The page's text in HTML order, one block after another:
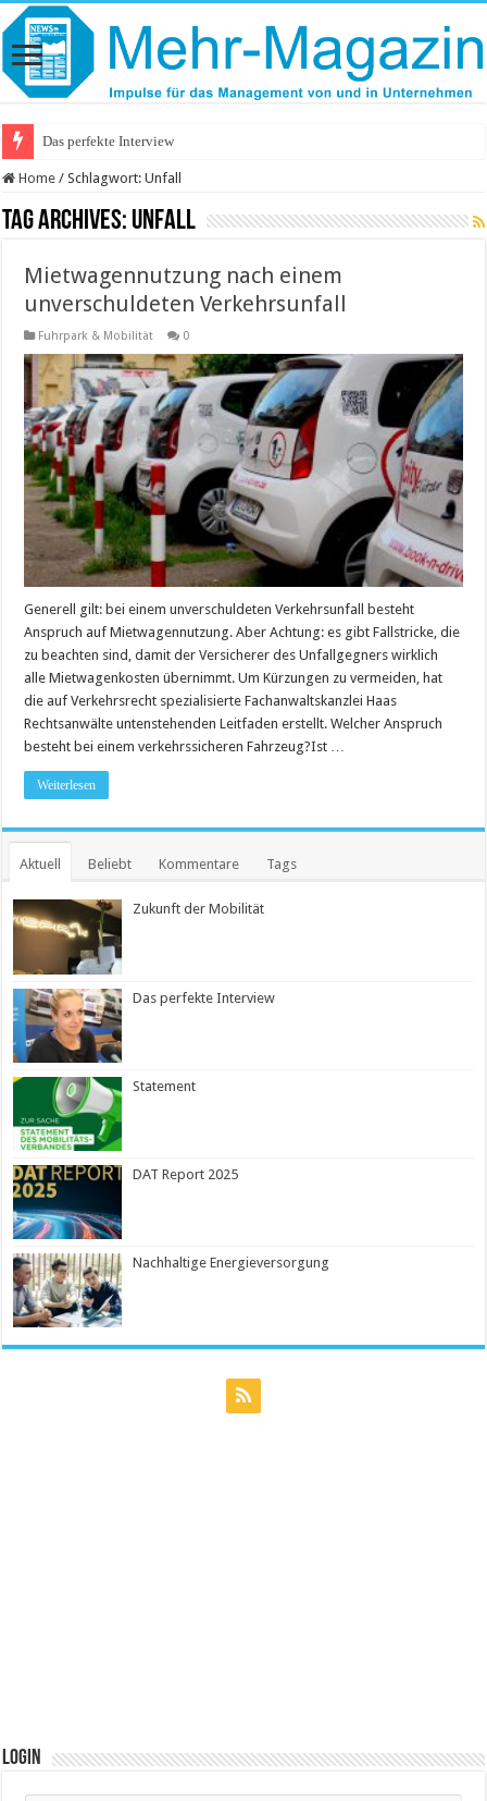
Das perfekte Interview
Home / Schlagwort:Unfall
Tag Archives: Unfall
Mietwagennutzung nach einem
unverschuldeten Verkehrsunfall
Fuhrpark & Mobilität 0
Generell gilt: bei einem unverschuldeten Verkehrsunfall besteht
Anspruch auf Mietwagennutzung. Aber Achtung: es gibt Fallstricke, die
zu beachten sind, damit der Versicherer des Unfallgegners wirklich
alle Mietwagenkosten übernimmt. Um Kürzungen zu vermeiden, hat
die auf Verkehrsrecht spezialisierte Fachanwaltskanzlei Haas
Rechtsanwälte untenstehenden Leitfaden erstellt. Welcher Anspruch
besteht bei einem verkehrssicheren Fahrzeug?Ist …
Weiterlesen
Aktuell Beliebt Kommentare Tags
Zukunft der Mobilität
Das perfekte Interview
Statement
DAT Report 2025
Nachhaltige Energieversorgung
Login